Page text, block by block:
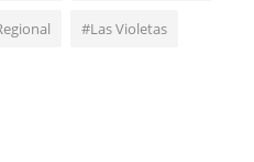
#Las Violetas